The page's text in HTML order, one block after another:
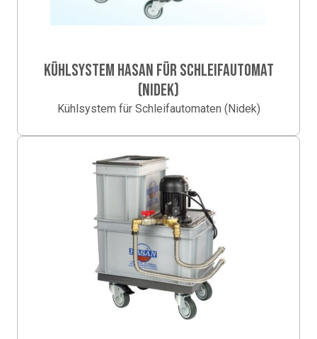
KÜHLSYSTEM HASAN FÜR SCHLEIFAUTOMAT
(NIDEK)
Kühlsystem für Schleifautomaten (Nidek)